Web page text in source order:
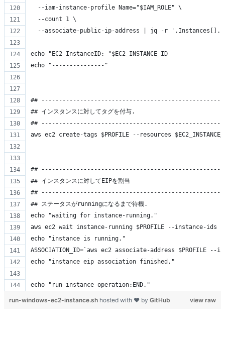
  --iam-instance-profile Name="$IAM_ROLE" \
  --count 1 \
--associate-public-ip-address | jq -r
echo "EC2 InstanceID: "$EC2_INSTANCE_ID
echo "---------------"
##
## インスタンスに対してタグを付与.
##
aws ec2 create-tags $PROFILE --resources
##
## インスタンスに対してEIPを割当
##
## ステータスがrunningになるまで待機.
echo "waiting for instance-running."
aws ec2 wait instance-running $PROFILE --instance-ids
echo "instance is running."
ASSOCIATION_ID=`aws ec2 associate-address
echo "instance eip association finished."
echo "run instance operation:END."
view raw
run-windows-ec2-instance.sh hosted with ❤ by GitHub